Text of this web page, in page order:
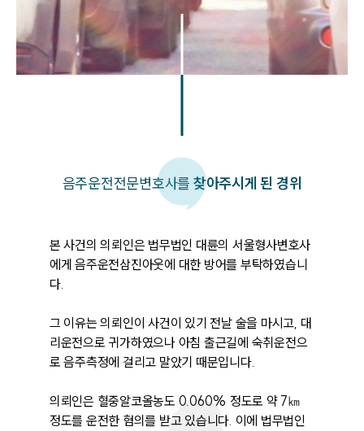
음주운전전문변호사를 찾아주시게 된 경위
본 사건의 의뢰인은 법무법인 대륜의 서울형사변호사
에게 음주운전삼진아웃에 대한 방어를 부탁하였습니
다.
그 이유는 의뢰인이 사건이 있기 전날 술을 마시고, 대
리운전으로 귀가하였으나 아침 출근길에 숙취운전으
로 음주측정에 걸리고 말았기 때문입니다.
의뢰인은 혈중알코올농도 0.060% 정도로 약 7㎞
정도를 운전한 혐의를 받고 있습니다. 이에 법무법인